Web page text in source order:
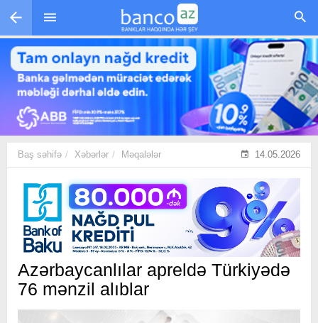
Skip to main content
Baş səhifə Xəbərlər Məqalələr 14.05.2026
Azərbaycanlılar apreldə Türkiyədə
76 mənzil alıblar